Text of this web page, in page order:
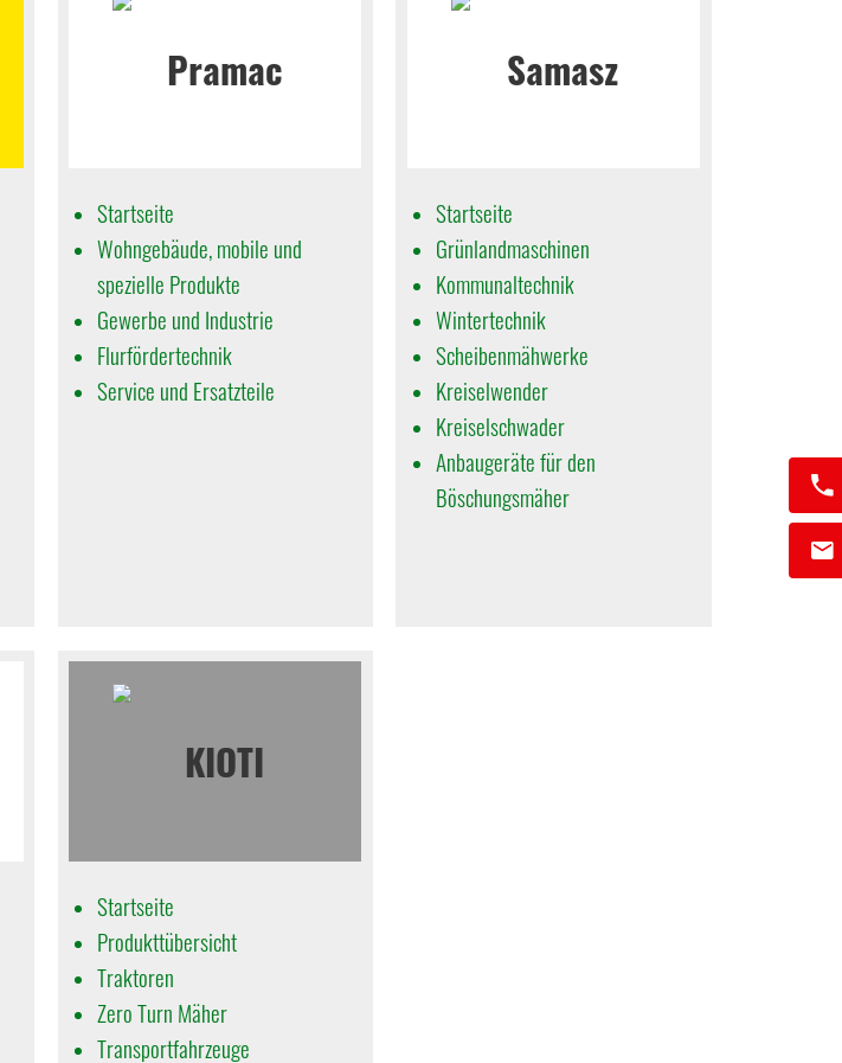
Startseite
Wohngebäude, mobile und
spezielle Produkte
Gewerbe und Industrie
Flurfördertechnik
Service und Ersatzteile
Startseite
Grünlandmaschinen
Kommunaltechnik
Wintertechnik
Scheibenmähwerke
Kreiselwender
Kreiselschwader
Anbaugeräte für den
Böschungsmäher
Startseite
Produkttübersicht
Traktoren
Zero Turn Mäher
Transportfahrzeuge